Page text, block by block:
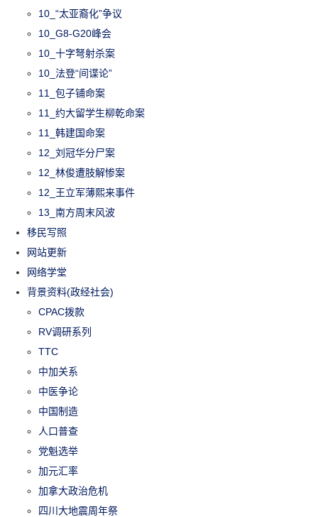
10_“太亚裔化”争议
10_G8-G20峰会
10_十字弩射杀案
10_法登“间谍论”
11_包子铺命案
11_约大留学生柳乾命案
11_韩建国命案
12_刘冠华分尸案
12_林俊遭肢解惨案
12_王立军薄熙来事件
13_南方周末风波
移民写照
网站更新
网络学堂
背景资料(政经社会)
CPAC拨款
RV调研系列
TTC
中加关系
中医争论
中国制造
人口普查
党魁选举
加元汇率
加拿大政治危机
四川大地震周年祭